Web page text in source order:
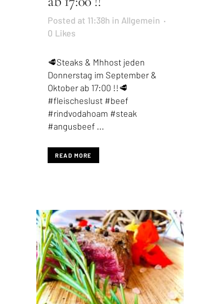
Posted at 11:38h in Allgemein
0 Likes
🥩Steaks & Mhhost jeden
Donnerstag im September &
Oktober ab 17:00 !!🥩
#fleischeslust #beef
#rindvodahoam #steak
#angusbeef ...
READ MORE